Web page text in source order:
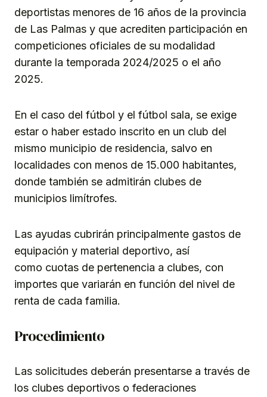
deportistas menores de 16 años de la provincia
de Las Palmas y que acrediten participación en
competiciones oficiales de su modalidad
durante la temporada 2024/2025 o el año
2025.
En el caso del fútbol y el fútbol sala, se exige
estar o haber estado inscrito en un club del
mismo municipio de residencia, salvo en
localidades con menos de 15.000 habitantes,
donde también se admitirán clubes de
municipios limítrofes.
Las ayudas cubrirán principalmente gastos de
equipación y material deportivo, así
como cuotas de pertenencia a clubes, con
importes que variarán en función del nivel de
renta de cada familia.
Procedimiento
Las solicitudes deberán presentarse a través de
los clubes deportivos o federaciones